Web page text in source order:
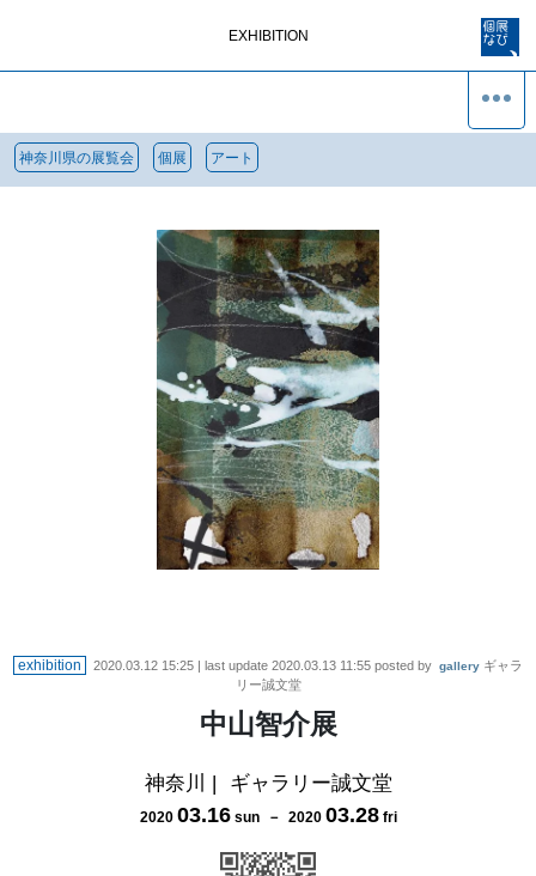
EXHIBITION
神奈川県の展覧会 個展 アート
exhibition 2020.03.12 15:25 | last update 2020.03.13 11:55 posted by gallery ギャラ
リー誠文堂
中山智介展
神奈川 | ギャラリー誠文堂
2020 03.16 sun－ 2020 03.28 fri